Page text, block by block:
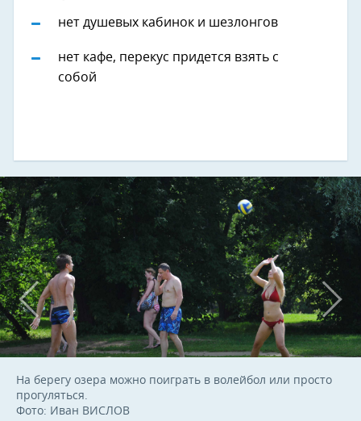
нет душевых кабинок и шезлонгов
нет кафе, перекус придется взять с
собой
На берегу озера можно поиграть в волейбол или просто
прогуляться.
Фото: Иван ВИСЛОВ